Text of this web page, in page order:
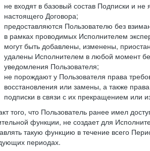
не входят в базовый состав Подписки и
настоящего Договора;
предоставляются Пользователю без
в рамках проводимых Исполнителем
могут быть добавлены, изменены,
удалены Исполнителем в любой момент
уведомления Пользователя;
не порождают у Пользователя права
восстановления или замены, а также
подписки в связи с их прекращением или
того, что Пользователь ранее имел
функции, не создает для
такую функцию в течение всего
периодах.